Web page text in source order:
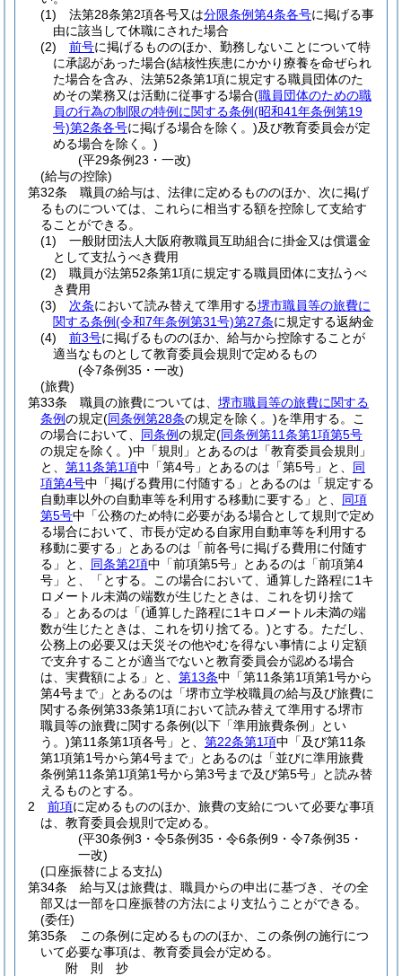
(1)
法第28条第2項各号又は分限条例第4条各号に掲げる事
由に該当して休職にされた場合
(2)
前号に掲げるもののほか、勤務しないことについて特
に承認があった場合(結核性疾患にかかり療養を命ぜられ
た場合を含み、法第52条第1項に規定する職員団体のた
めその業務又は活動に従事する場合(職員団体のための職
員の行為の制限の特例に関する条例(昭和41年条例第19
号)第2条各号に掲げる場合を除く。)及び教育委員会が定
める場合を除く。)
(平29条例23・一改)
(給与の控除)
第32条
職員の給与は、法律に定めるもののほか、次に掲げ
るものについては、これらに相当する額を控除して支給す
ることができる。
(1)
一般財団法人大阪府教職員互助組合に掛金又は償還金
として支払うべき費用
(2)
職員が法第52条第1項に規定する職員団体に支払うべ
き費用
(3)
次条において読み替えて準用する堺市職員等の旅費に
関する条例(令和7年条例第31号)第27条に規定する返納金
(4)
前3号に掲げるもののほか、給与から控除することが
適当なものとして教育委員会規則で定めるもの
(令7条例35・一改)
(旅費)
第33条
職員の旅費については、 堺市職員等の旅費に関する
条例の規定(同条例第28条の規定を除く。)を準用する。
こ
の場合において、 同条例の規定(同条例第11条第1項第5号
の規定を除く。)中「規則」とあるのは「教育委員会規則」
と、 第11条第1項中「第4号」とあるのは「第5号」と、 同
項第4号中「掲げる費用に付随する」とあるのは「規定する
自動車以外の自動車等を利用する移動に要する」と、 同項
第5号中「公務のため特に必要がある場合として規則で定め
る場合において、市長が定める自家用自動車等を利用する
移動に要する」とあるのは「前各号に掲げる費用に付随す
る」と、 同条第2項中「前項第5号」とあるのは「前項第4
号」と、「とする。この場合において、通算した路程に1キ
ロメートル未満の端数が生じたときは、これを切り捨て
る」とあるのは「(通算した路程に1キロメートル未満の端
数が生じたときは、これを切り捨てる。)とする。ただし、
公務上の必要又は天災その他やむを得ない事情により定額
で支弁することが適当でないと教育委員会が認める場合
は、実費額による」と、 第13条中「第11条第1項第1号から
第4号まで」とあるのは「堺市立学校職員の給与及び旅費に
関する条例第33条第1項において読み替えて準用する堺市
職員等の旅費に関する条例(以下「準用旅費条例」とい
う。)第11条第1項各号」と、 第22条第1項中「及び第11条
第1項第1号から第4号まで」とあるのは「並びに準用旅費
条例第11条第1項第1号から第3号まで及び第5号」と読み替
えるものとする。
2
前項に定めるもののほか、旅費の支給について必要な事項
は、教育委員会規則で定める。
(平30条例3・令5条例35・令6条例9・令7条例35・
一改)
(口座振替による支払)
第34条
給与又は旅費は、職員からの申出に基づき、その全
部又は一部を口座振替の方法により支払うことができる。
(委任)
第35条
この条例に定めるもののほか、この条例の施行につ
いて必要な事項は、教育委員会が定める。
附 則
抄